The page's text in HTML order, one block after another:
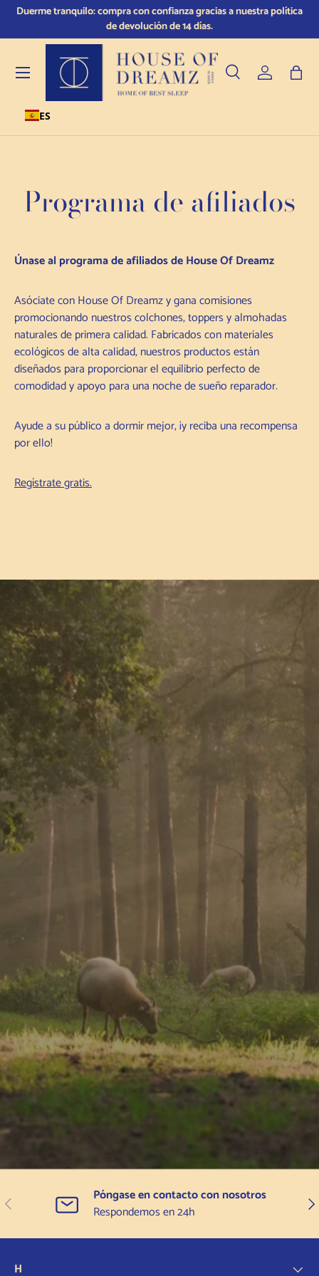
Con sede en Ferlach 9170,
, AUSTRIA, ¡y envíos a todo el mundo!
ES
Buscar en
Tipo de producto
Buscar enConectarse
Menú
Programa de afiliados
Únase al programa de afiliados de House Of Dreamz
Asóciate con House Of Dreamz y gana comisiones
promocionando nuestros colchones, toppers y almohadas
naturales de primera calidad. Fabricados con materiales
ecológicos de alta calidad, nuestros productos están
diseñados para proporcionar el equilibrio perfecto de
comodidad y apoyo para una noche de sueño reparador.
Ayude a su público a dormir mejor, ¡y reciba una recompensa
por ello!
Regístrate gratis.
Anterior
Póngase en contacto con nosotros
Respondemos en 24h
H